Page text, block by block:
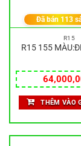
R15
R15 155
Đã bán 113
THÊM VÀO